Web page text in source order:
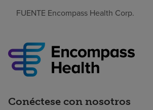
FUENTE Encompass Health Corp.
Conéctese con nosotros